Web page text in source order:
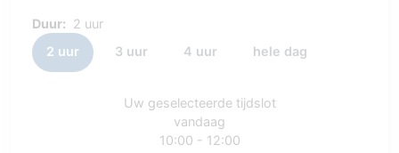
Duur: 2 uur
2 uur
3 uur 4 uur hele dag
Uw geselecteerde tijdslot
vandaag
10:00 - 12:00